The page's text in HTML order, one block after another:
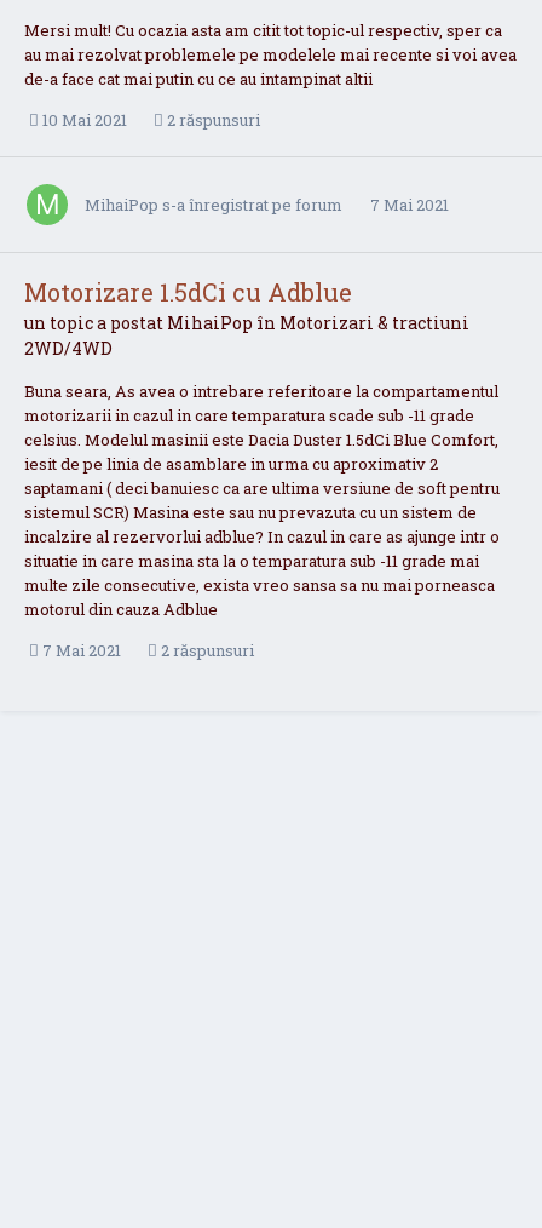
Mersi mult! Cu ocazia asta am citit tot topic-ul respectiv, sper ca
au mai rezolvat problemele pe modelele mai recente si voi avea
de-a face cat mai putin cu ce au intampinat altii
10 Mai 2021
2 răspunsuri
MihaiPop s-a înregistrat pe forum 7 Mai 2021
Motorizare 1.5dCi cu Adblue
un topic a postat MihaiPop în Motorizari & tractiuni
2WD/4WD
Buna seara, As avea o intrebare referitoare la compartamentul
motorizarii in cazul in care temparatura scade sub -11 grade
celsius. Modelul masinii este Dacia Duster 1.5dCi Blue Comfort,
iesit de pe linia de asamblare in urma cu aproximativ 2
saptamani ( deci banuiesc ca are ultima versiune de soft pentru
sistemul SCR) Masina este sau nu prevazuta cu un sistem de
incalzire al rezervorlui adblue? In cazul in care as ajunge intr o
situatie in care masina sta la o temparatura sub -11 grade mai
multe zile consecutive, exista vreo sansa sa nu mai porneasca
motorul din cauza Adblue
7 Mai 2021
2 răspunsuri